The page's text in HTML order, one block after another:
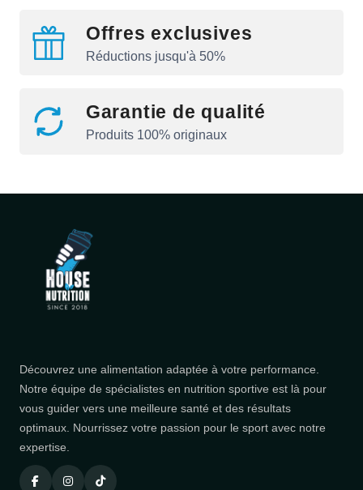
Offres exclusives
Réductions jusqu'à 50%
Garantie de qualité
Produits 100% originaux
Découvrez une alimentation adaptée à votre performance.
Notre équipe de spécialistes en nutrition sportive est là pour
vous guider vers une meilleure santé et des résultats
optimaux. Nourrissez votre passion pour le sport avec notre
expertise.